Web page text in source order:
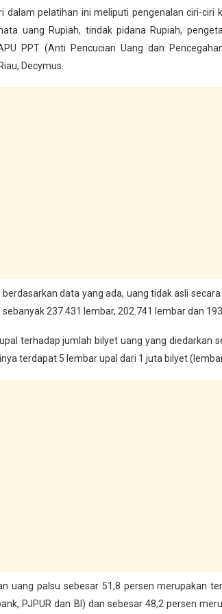
dalam pelatihan ini meliputi pengenalan ciri-ciri
uang Rupiah, tindak pidana Rupiah,
PPT (Anti Pencucian Uang dan
Decymus.
data yang ada, uang tidak asli
237.431 lembar, 202.741 lembar dan
terhadap jumlah bilyet uang yang diedarkan
terdapat 5 lembar upal dari 1 juta bilyet
uang palsu sebesar 51,8 persen merupakan
PJPUR dan BI) dan sebesar 48,2 persen